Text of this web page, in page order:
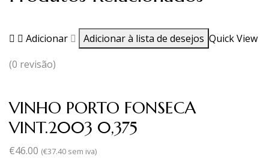
Adicionar Adicionar à lista de desejos Quick View
(0 revisão)
VINHO PORTO FONSECA
VINT.2003 0,375
€46.00 (€37.40 sem iva)